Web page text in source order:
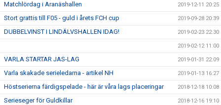
Matchlördag i Aranäshallen 2019-12-11 20:25
Stort grattis till F05 - guld i årets FCH cup 2019-09-28 20:39
DUBBELVINST I LINDÄLVSHALLEN IDAG! 2019-02-23 22:30
2019-02-12 11:00
VARLA STARTAR JAS-LAG 2019-01-31 22:09
Varla skakade serieledarna - artikel NH 2019-01-13 16:27
Höstserierna färdigspelade - här är våra lags placeringar 2018-12-18 10:08
Serieseger för Guldkillar 2018-12-16 19:10